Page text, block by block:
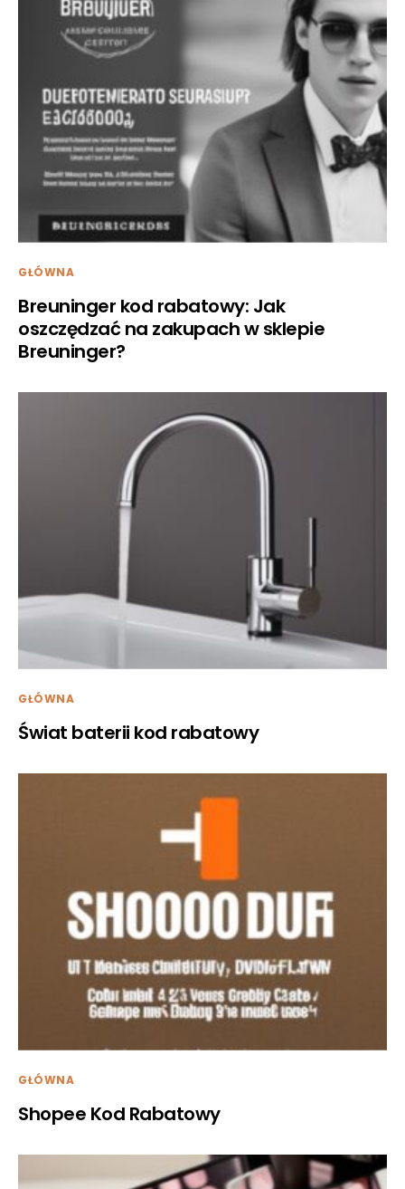
GŁÓWNA
Breuninger kod rabatowy: Jak
oszczędzać na zakupach w sklepie
Breuninger?
GŁÓWNA
Świat baterii kod rabatowy
GŁÓWNA
Shopee Kod Rabatowy